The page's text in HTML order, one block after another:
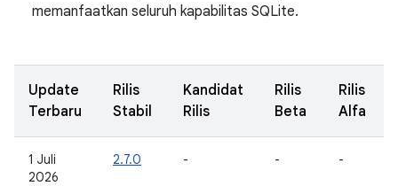
memanfaatkan seluruh kapabilitas SQLite.
Update
Terbaru
Rilis
Stabil
Kandidat
Rilis
Rilis
Beta
Rilis
Alfa
1 Juli
2026
2.7.0 - - -